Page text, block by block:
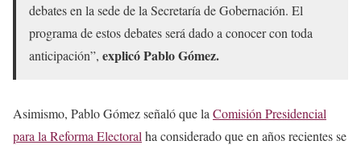
debates en la sede de la Secretaría de Gobernación. El
programa de estos debates será dado a conocer con toda
anticipación”, explicó Pablo Gómez.
Asimismo, Pablo Gómez señaló que la Comisión Presidencial
para la Reforma Electoral ha considerado que en años recientes se